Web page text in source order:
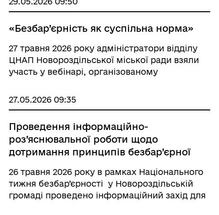
«Безбар’єрність як суспільна норма»
27 травня 2026 року адміністратори відділу
ЦНАП Новороздільської міської ради взяли
участь у вебінарі, організованому
Львівської ОДА, на тему «Безбар’єрність як
27.05.2026 09:35
Проведення інформаційно-
роз’яснювальної роботи щодо
дотримання принципів безбар’єрної
коректної, недискримінаційної
термінології під час взаємодії з
відвідувачами із застосуванням
26 травня 2026 року в рамках Національного
тижня безбар’єрності у Новороздільській
громаді проведено інформаційний захід для